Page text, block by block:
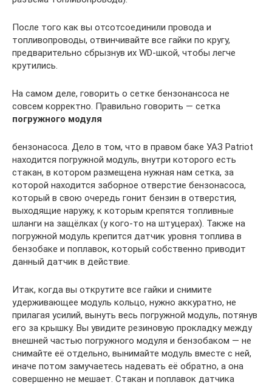
После того как вы отсотсоединили провода и
топливопроводы, отвинчивайте все гайки по кругу,
предварительно сбрызнув их WD-шкой, чтобы легче
крутились.
На самом деле, говорить о сетке бензонансоса не
совсем корректно. Правильно говорить — сетка
погружного модуля
бензонасоса. Дело в том, что в правом баке УАЗ Patriot
находится погружной модуль, внутри которого есть
стакан, в котором размещена нужная нам сетка, за
которой находится заборное отверстие бензонасоса,
который в свою очередь гонит бензин в отверстия,
выходящие наружу, к которым крепятся топливные
шланги на защёлках (у кого-то на штуцерах). Также на
погружной модуль крепится датчик уровня топлива в
бензобаке и поплавок, который собственно приводит
данный датчик в действие.
Итак, когда вы открутите все гайки и снимите
удерживающее модуль кольцо, нужно аккуратно, не
прилагая усилий, вынуть весь погружной модуль, потянув
его за крышку. Вы увидите резиновую прокладку между
внешней частью погружного модуля и бензобаком — не
снимайте её отдельно, вынимайте модуль вместе с ней,
иначе потом замучаетесь надевать её обратно, а она
совершенно не мешает. Стакан и поплавок датчика